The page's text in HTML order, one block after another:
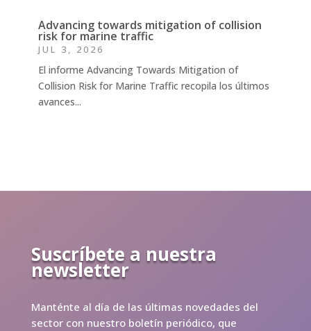
Advancing towards mitigation of collision
risk for marine traffic
JUL 3, 2026
El informe Advancing Towards Mitigation of
Collision Risk for Marine Traffic recopila los últimos
avances...
Suscríbete a nuestra
newsletter
Manténte al día de las últimas novedades del
sector con nuestro boletín periódico, que